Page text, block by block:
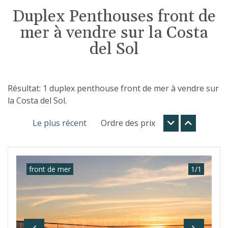
Duplex Penthouses front de
mer à vendre sur la Costa
del Sol
Résultat: 1 duplex penthouse front de mer à vendre sur
la Costa del Sol.
Le plus récent
Ordre des prix
front de mer 1/1